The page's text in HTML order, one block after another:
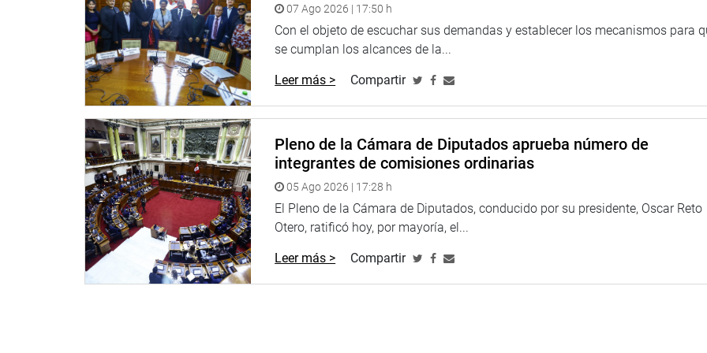
07 Ago 2026 | 17:50 h
Con el objeto de escuchar sus demandas y establecer los mecanismos para
se cumplan los alcances de la...
Leer más > Compartir
Pleno de la Cámara de Diputados aprueba número de
integrantes de comisiones ordinarias
05 Ago 2026 | 17:28 h
El Pleno de la Cámara de Diputados, conducido por su presidente, Oscar Reto
Otero, ratificó hoy, por mayoría, el...
Leer más > Compartir